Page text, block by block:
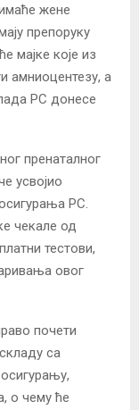
жене
препоруку
мајке које из
амниоцентезу, а
РС донесе
пренаталног
усвојио
РС.
чекале од
тестови,
овог
почети
са
о чему ће